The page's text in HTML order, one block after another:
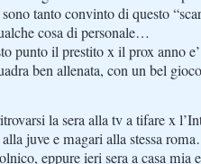
tanto convinto di questo
cosa di personale…
punto il prestito x il prox anno
ben allenata, con un bel
la sera alla tv a tifare x
juve e magari alla stessa
eppure ieri sera a casa mia